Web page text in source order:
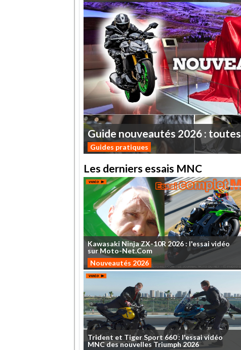
Guide nouveautés 2026 : toutes
Guides pratiques
Les derniers essais MNC
Kawasaki NinjaZX-10R 2026 : l'essai vidéo
sur Moto-Net.Com
Nouveautés 2026
Trident et TigerSport 660: l'essaividéo
MNCdesnouvelles Triumph2026